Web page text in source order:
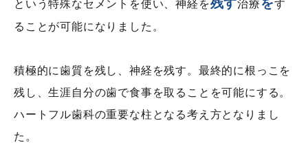
という特殊なセメントを使い、神経を残す治療 をす
ることが可能になりました。
積極的に歯質を残し、神経を残す。最終的に根っこを
残し、生涯自分の歯で食事を取ることを可能にする。
ハートフル歯科の重要な柱となる考え方となりまし
た。